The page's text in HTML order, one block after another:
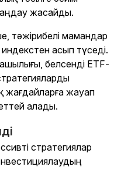
жасайды.
тәжірибелі мамандар
асып түседі.
белсенді ETF-
жағдайларға жауап
алады.
стратегиялар